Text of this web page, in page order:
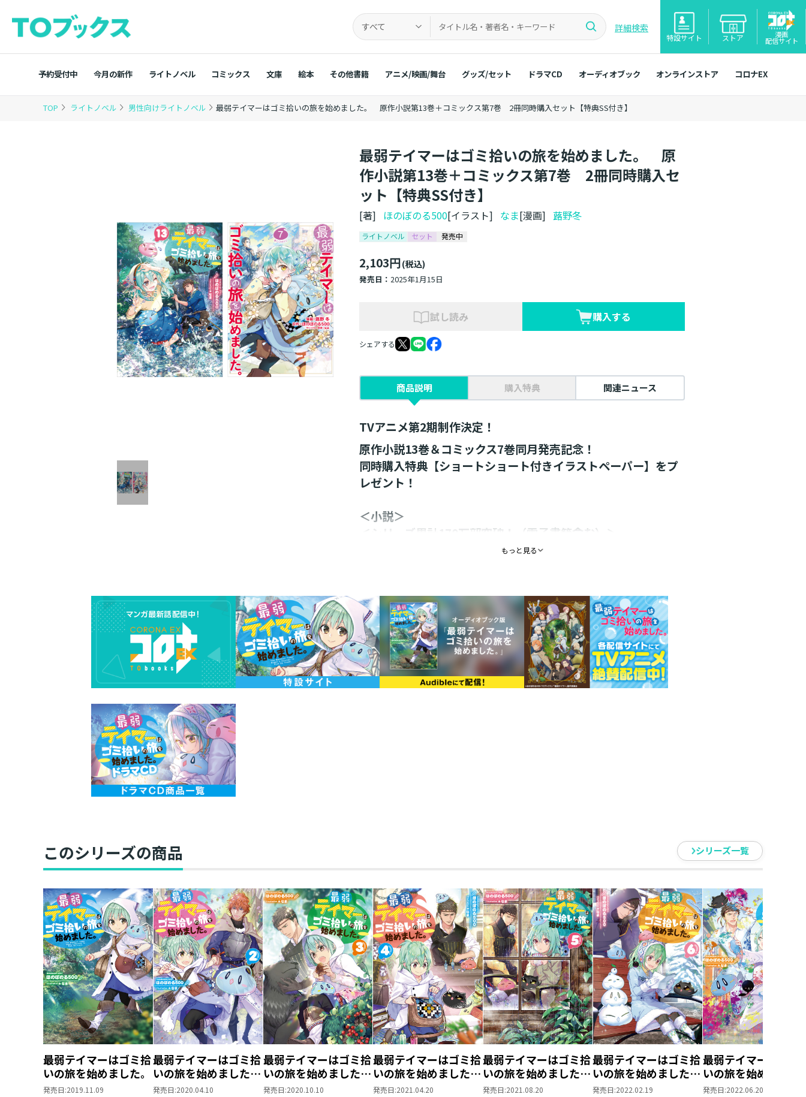
すべて 詳細検索
特設サイト ストア 漫画
配信サイト
予約受付中 今月の新作 ライトノベル コミックス 文庫 絵本 その他書籍 アニメ/映画/舞台 グッズ/セット ドラマCD オーディオブック オンラインストア コロナEX
TOP ライトノベル 男性向けライトノベル 最弱テイマーはゴミ拾いの旅を始めました。 原作小説第13巻＋コミックス第7巻 2冊同時購入セット【特典SS付き】
最弱テイマーはゴミ拾いの旅を始めました。 原
作小説第13巻＋コミックス第7巻 2冊同時購入セ
ット【特典SS付き】
[著] ほのぼのる500[イラスト] なま[漫画] 蕗野冬
ライトノベル セット 発売中
2,103円(税込)
発売日：2025年1月15日
試し読み 購入する
シェアする
商品説明 購入特典 関連ニュース
TVアニメ第2期制作決定！
原作小説13巻＆コミックス7巻同月発売記念！
同時購入特典【ショートショート付きイラストペーパー】をプ
レゼント！
＜小説＞
＜シリーズ累計170万部突破！（電子書籍含む）＞
「悪い奴を一緒に釣り上げよう！」
う！
愛され癒し系ほのぼのサバイバルファンタジー第13弾！
書き下ろし番外編収録！
＜コミックス＞
シリーズ累計170万部突破！（電子書籍含む）
2025年1月に刊行の
『【1/15発売】最弱テイマーはゴミ拾いの旅を始めました。13』と
『【1/15発売】最弱テイマーはゴミ拾いの旅を始めました。＠COMIC 第7
巻（コロナ・コミックス）』の２冊セットをご購入いただいたお客様全員
に『ショートショート付きイラストペーパー（2枚）』をプレゼント！
※原作小説13巻とコミックス7巻を含むすべてのセット商品が対象です。
※同時購入特典はポストカードサイズです。
※１セットにつき２種類のイラストペーパーが付き、なま先生・蕗野冬先
生それぞれ１枚ずつご用意しています。裏面にはショートショートが書かれ
ています。（それぞれ内容は異なります。）
※ショートショートは、原作小説13巻に付くTOブックスオンラインストア
限定書き下ろしSSとは別内容です。
※同時購入特典とは別に、通常特典（原作小説：書き下ろしSS／コミック
もっと見る
このシリーズの商品 シリーズ一覧
最弱テイマーはゴミ拾
いの旅を始めました。
発売日:2019.11.09
最弱テイマーはゴミ拾
いの旅を始めました。
2
発売日:2020.04.10
最弱テイマーはゴミ拾
いの旅を始めました。
3
発売日:2020.10.10
最弱テイマーはゴミ拾
いの旅を始めました。
4
発売日:2021.04.20
最弱テイマーはゴミ拾
いの旅を始めました。
5
発売日:2021.08.20
最弱テイマーはゴミ拾
いの旅を始めました。
6
発売日:2022.02.19
最弱テイマーはゴミ
いの旅を始めました
7
発売日:2022.06.20